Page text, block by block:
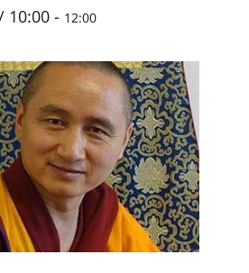
10:00 - 12:00